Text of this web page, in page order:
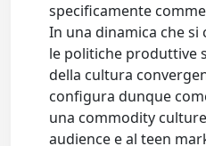
specificamente
In una dinamica che
le politiche produttive
della cultura
configura dunque
una commodity
audience e al teen